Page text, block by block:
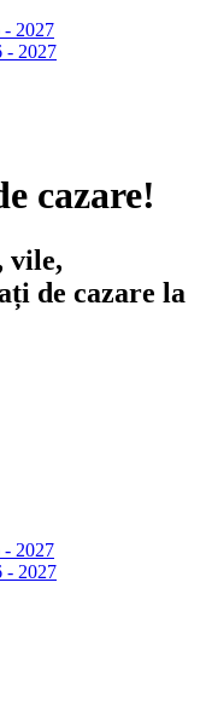
- 2027
- 2027
cazare!
vile,
de cazare la
- 2027
- 2027